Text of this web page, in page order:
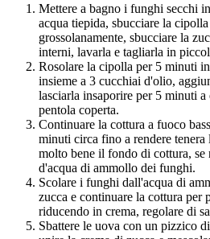
Mettere a bagno i funghi secchi
acqua tiepida, sbucciare la
grossolanamente, sbucciare la
interni, lavarla e tagliarla in
Rosolare la cipolla per 5 minuti
insieme a 3 cucchiai d'olio,
lasciarla insaporire per 5 minuti a
pentola coperta.
Continuare la cottura a fuoco
minuti circa fino a rendere tenera
molto bene il fondo di cottura, se
d'acqua di ammollo dei funghi.
Scolare i funghi dall'acqua di
zucca e continuare la cottura
riducendo in crema, regolare di
Sbattere le uova con un pizzico